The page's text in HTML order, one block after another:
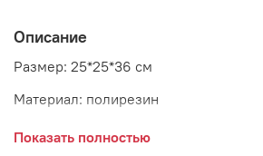
Описание
Размер: 25*25*36 см
Материал: полирезин
Страна: Голландия
Показать полностью